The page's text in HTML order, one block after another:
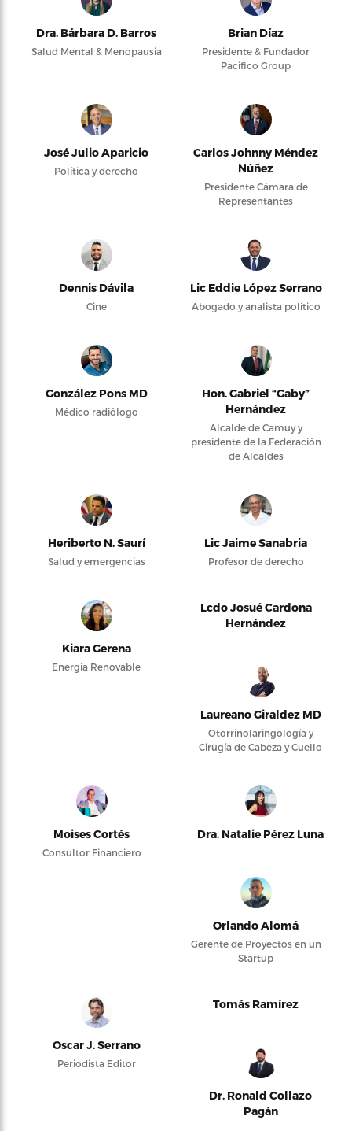
Dra. Bárbara D. Barros
Salud Mental & Menopausia
Brian Díaz
Presidente & Fundador
Pacifico Group
José Julio Aparicio
Política y derecho
Carlos Johnny Méndez
Núñez
Presidente Cámara de
Representantes
Dennis Dávila
Cine
Lic Eddie López Serrano
Abogado y analista político
González Pons MD
Médico radiólogo
Hon. Gabriel “Gaby”
Hernández
Alcalde de Camuy y
presidente de la Federación
de Alcaldes
Heriberto N. Saurí
Salud y emergencias
Lic Jaime Sanabria
Profesor de derecho
Kiara Gerena
Energía Renovable
Lcdo Josué Cardona
Hernández
Laureano Giraldez MD
Otorrinolaringología y
Cirugía de Cabeza y Cuello
Moises Cortés
Consultor Financiero
Dra. Natalie Pérez Luna
Orlando Alomá
Gerente de Proyectos en un
Startup
Oscar J. Serrano
Periodista Editor
Tomás Ramírez
Dr. Ronald Collazo
Pagán